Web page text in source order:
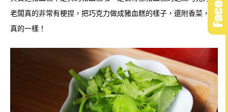
老闆真的非常有梗捏，把巧克力做成豬血糕的樣子，還附香菜，跟
真的一樣！